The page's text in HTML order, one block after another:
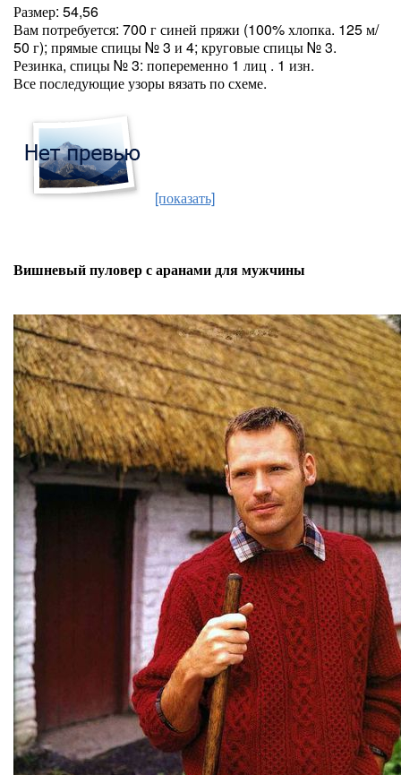
Размер: 54,56
Вам потребуется: 700 г синей пряжи (100% хлопка. 125 м/
50 г); прямые спицы № 3 и 4; круговые спицы № 3.
Резинка, спицы № 3: попеременно 1 лиц . 1 изн.
Все последующие узоры вязать по схеме.
[показать]
Вишневый пуловер с аранами для мужчины